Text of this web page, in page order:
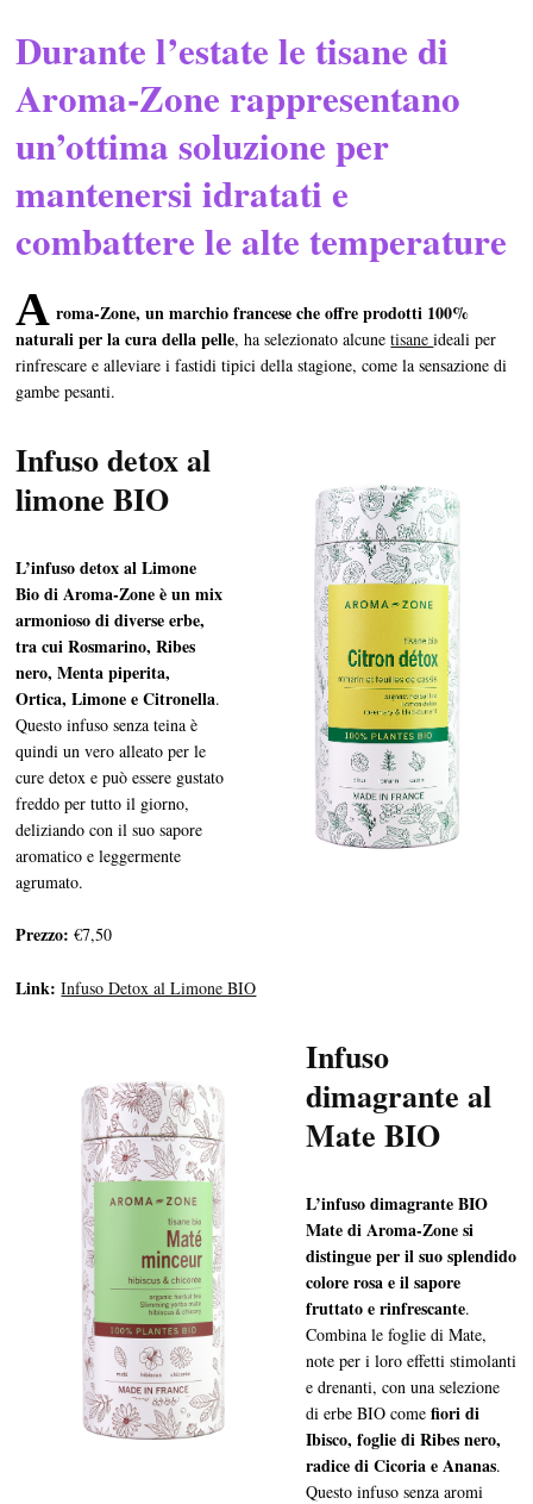
Durante l’estate le tisane di
Aroma-Zone rappresentano
un’ottima soluzione per
mantenersi idratati e
combattere le alte temperature
A roma-Zone, un marchio francese che offre prodotti 100%
naturali per la cura della pelle, ha selezionato alcunetisaneideali per
rinfrescare e alleviare i fastidi tipici della stagione, come la sensazione di
gambe pesanti.
Infuso detox al
limone BIO
L’infuso detox al Limone
Bio di Aroma-Zone è un mix
armonioso di diverse erbe,
tra cui Rosmarino, Ribes
nero, Menta piperita,
Ortica, Limone e Citronella.
Questo infuso senza teina è
quindi un vero alleato per le
cure detox e può essere gustato
freddo per tutto il giorno,
deliziando con il suo sapore
aromatico e leggermente
agrumato.
Prezzo: €7,50
Link: Infuso Detox al Limone BIO
Infuso
dimagrante al
Mate BIO
L’infuso dimagrante BIO
Mate di Aroma-Zone si
distingue per il suo splendido
colore rosa e il sapore
fruttato e rinfrescante.
Combina le foglie di Mate,
note per i loro effetti stimolanti
e drenanti, con una selezione
di erbe BIO comefiori di
Ibisco, foglie di Ribes nero,
radice di Cicoria e Ananas.
Questo infuso senza aromi